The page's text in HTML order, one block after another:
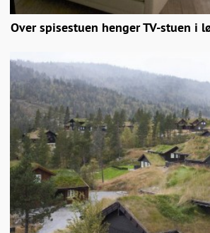
Over spisestuen henger TV-stuen i